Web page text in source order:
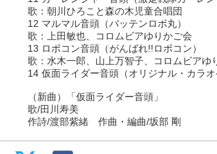
歌：朝川ひろこと森の木児童合唱団
12 マルマル音頭（バッテンロボ丸）
歌：上田敏也、コロムビアゆりかご会
13 ロボコン音頭（がんばれ!!ロボコン）
歌：水木一郎、山上万智子、コロムビアゆ
14 仮面ライダー音頭（オリジナル・カラオ
（新曲）「仮面ライダー音頭」
歌/田川寿美
作詩/渡部紫緒 作曲・編曲/坂部 剛